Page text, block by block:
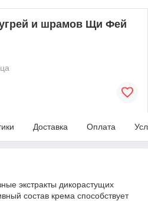
и шрамов Щи Фей
Доставка Оплата
экстракты дикорастущих
состав крема способствует